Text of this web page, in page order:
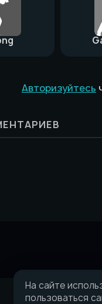
Авторизуйтесь
На сайте
пользоваться